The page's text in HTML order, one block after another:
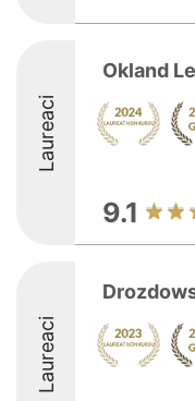
Laureaci
Okland
9.1
Laureaci